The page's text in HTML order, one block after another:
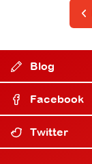
Blog
Facebook
Twitter